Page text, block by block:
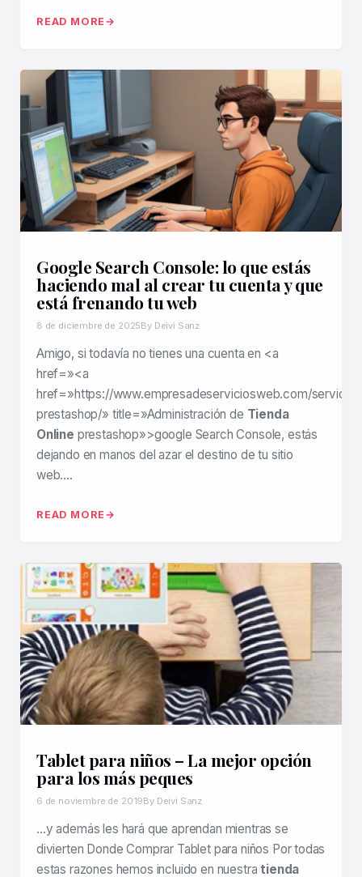
READ MORE
Google Search Console: lo que estás
haciendo mal al crear tu cuenta y que
está frenando tu web
8 de diciembre de 2025By Deivi Sanz
Amigo, si todavía no tienes una cuenta en <a
href=»<a
href=»https://www.empresadeserviciosweb.com/
prestashop/» title=»Administración de Tienda
Online prestashop»>google Search Console, estás
dejando en manos del azar el destino de tu sitio
web….
READ MORE
Tablet para niños – La mejor opción
para los más peques
6 de noviembre de 2019By Deivi Sanz
…y además les hará que aprendan mientras se
divierten Donde Comprar Tablet para niños Por todas
estas razones hemos incluido en nuestra tienda